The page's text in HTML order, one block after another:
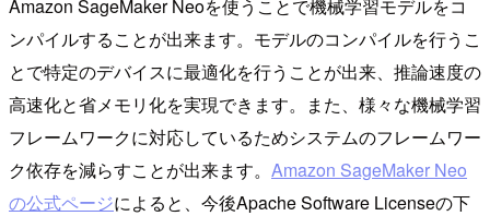
Amazon SageMaker Neoを使うことで機械学習モデルをコ
ンパイルすることが出来ます。モデルのコンパイルを行うこ
とで特定のデバイスに最適化を行うことが出来、推論速度の
高速化と省メモリ化を実現できます。また、様々な機械学習
フレームワークに対応しているためシステムのフレームワー
ク依存を減らすことが出来ます。 Amazon SageMaker Neo
の公式ページによると、今後Apache Software Licenseの下